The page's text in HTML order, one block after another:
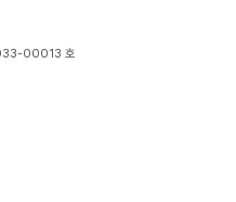
00013 호